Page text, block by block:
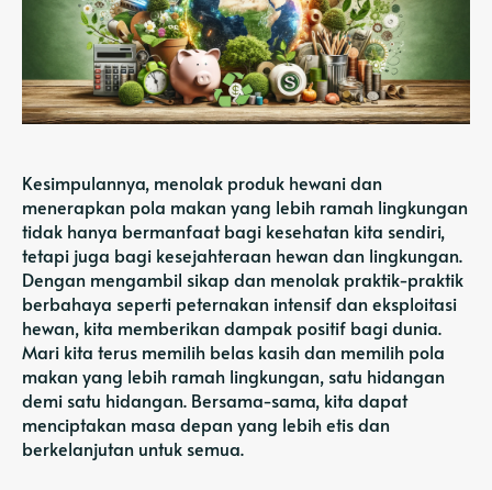
Kesimpulannya, menolak produk hewani dan
menerapkan pola makan yang lebih ramah lingkungan
tidak hanya bermanfaat bagi kesehatan kita sendiri,
tetapi juga bagi kesejahteraan hewan dan lingkungan.
Dengan mengambil sikap dan menolak praktik-praktik
berbahaya seperti peternakan intensif dan eksploitasi
hewan, kita memberikan dampak positif bagi dunia.
Mari kita terus memilih belas kasih dan memilih pola
makan yang lebih ramah lingkungan, satu hidangan
demi satu hidangan. Bersama-sama, kita dapat
menciptakan masa depan yang lebih etis dan
berkelanjutan untuk semua.